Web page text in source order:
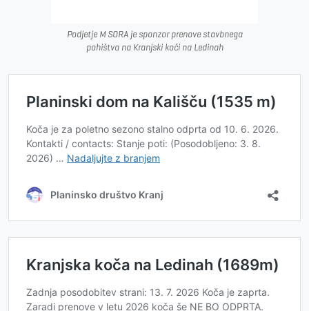
Podjetje M SORA je sponzor prenove stavbnega
pohištva na Kranjski koči na Ledinah